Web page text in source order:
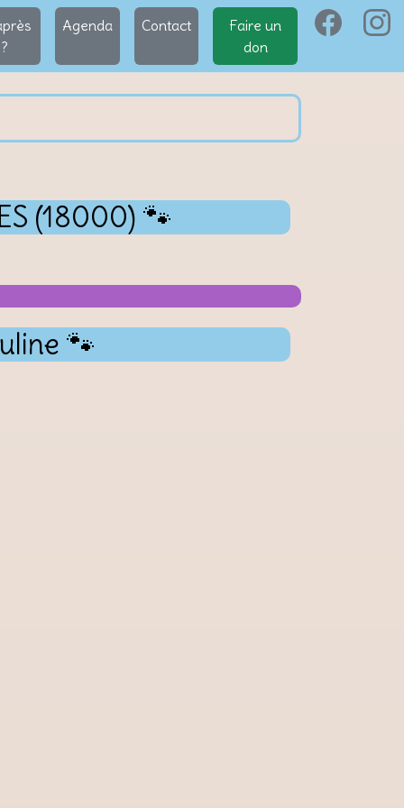
?
Agenda Contact
Faire un
don
(18000) 🐾
🐾